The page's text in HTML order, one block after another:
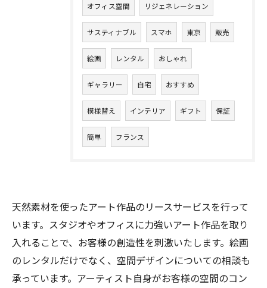
オフィス空間 リジェネレーション
サスティナブル スマホ 東京 販売
絵画 レンタル おしゃれ
ギャラリー 自宅 おすすめ
模様替え インテリア ギフト 保証
簡単 フランス
天然素材を使ったアート作品のリースサービスを行って
います。スタジオやオフィスに力強いアート作品を取り
入れることで、お客様の創造性を刺激いたします。絵画
のレンタルだけでなく、空間デザインについての相談も
承っています。アーティスト自身がお客様の空間のコン